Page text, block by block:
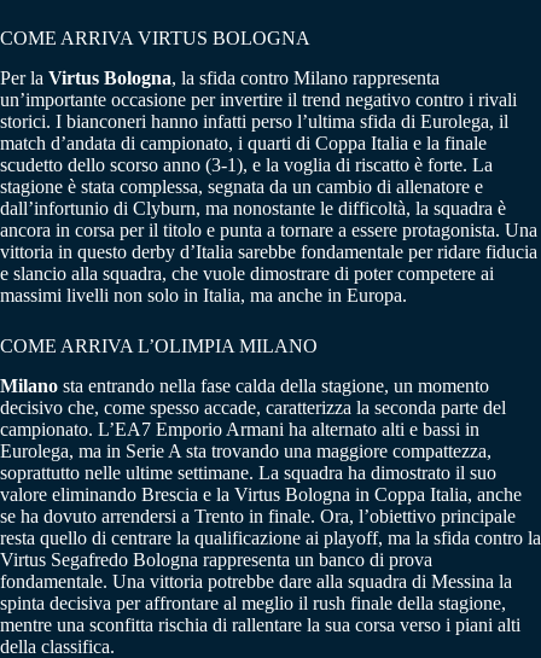
COME ARRIVA VIRTUS BOLOGNA
Per la Virtus Bologna, la sfida contro Milano rappresenta
un’importante occasione per invertire il trend negativo contro i rivali
storici. I bianconeri hanno infatti perso l’ultima sfida di Eurolega, il
match d’andata di campionato, i quarti di Coppa Italia e la finale
scudetto dello scorso anno (3-1), e la voglia di riscatto è forte. La
stagione è stata complessa, segnata da un cambio di allenatore e
dall’infortunio di Clyburn, ma nonostante le difficoltà, la squadra è
ancora in corsa per il titolo e punta a tornare a essere protagonista. Una
vittoria in questo derby d’Italia sarebbe fondamentale per ridare fiducia
e slancio alla squadra, che vuole dimostrare di poter competere ai
massimi livelli non solo in Italia, ma anche in Europa.
COME ARRIVA L’OLIMPIA MILANO
Milano sta entrando nella fase calda della stagione, un momento
decisivo che, come spesso accade, caratterizza la seconda parte del
campionato. L’EA7 Emporio Armani ha alternato alti e bassi in
Eurolega, ma in Serie A sta trovando una maggiore compattezza,
soprattutto nelle ultime settimane. La squadra ha dimostrato il suo
valore eliminando Brescia e la Virtus Bologna in Coppa Italia, anche
se ha dovuto arrendersi a Trento in finale. Ora, l’obiettivo principale
resta quello di centrare la qualificazione ai playoff, ma la sfida contro la
Virtus Segafredo Bologna rappresenta un banco di prova
fondamentale. Una vittoria potrebbe dare alla squadra di Messina la
spinta decisiva per affrontare al meglio il rush finale della stagione,
mentre una sconfitta rischia di rallentare la sua corsa verso i piani alti
della classifica.